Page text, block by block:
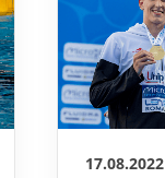
17.08.2022